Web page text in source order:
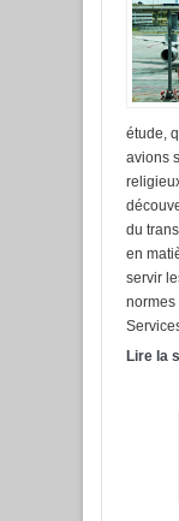
étude,
avions
du
en
servir
normes
Lire la